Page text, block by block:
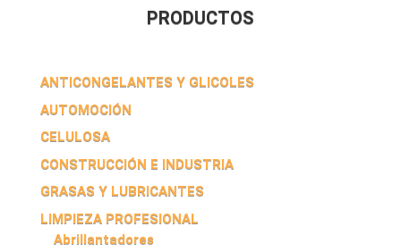
PRODUCTOS
ANTICONGELANTES Y GLICOLES
AUTOMOCIÓN
CELULOSA
CONSTRUCCIÓN E INDUSTRIA
GRASAS Y LUBRICANTES
LIMPIEZA PROFESIONAL
Abrillantadores